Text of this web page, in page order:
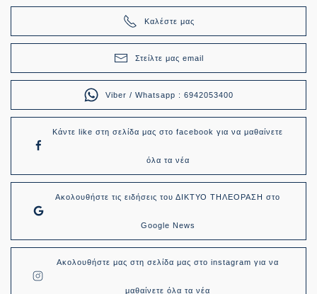
Καλέστε μας
Στείλτε μας email
Viber / Whatsapp : 6942053400
Κάντε like στη σελίδα μας στο facebook για να μαθαίνετε
όλα τα νέα
Ακολουθήστε τις ειδήσεις του ΔΙΚΤΥΟ ΤΗΛΕΟΡΑΣΗ στο
Google News
Ακολουθήστε μας στη σελίδα μας στο instagram για να
μαθαίνετε όλα τα νέα